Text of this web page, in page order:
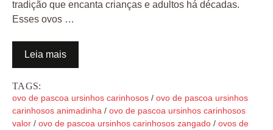
tradição que encanta crianças e adultos há décadas.
Esses ovos …
Leia mais
TAGS:
ovo de pascoa ursinhos carinhosos / ovo de pascoa ursinhos
carinhosos animadinha / ovo de pascoa ursinhos carinhosos
valor / ovo de pascoa ursinhos carinhosos zangado / ovos de